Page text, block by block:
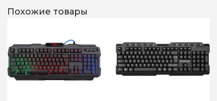
Похожие товары